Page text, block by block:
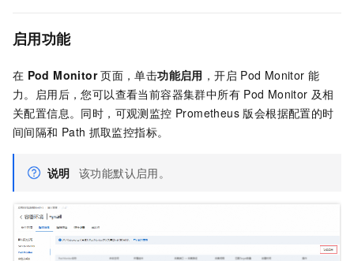
启用功能
在 Pod Monitor 页面，单击功能启用 ，开启 Pod Monitor 能
力。启用后，您可以查看当前容器集群中所有 Pod Monitor 及相
关配置信息。同时， 可观测监控 Prometheus 版会根据配置的时
间间隔和 Path 抓取监控指标。
说明 该功能默认启用。